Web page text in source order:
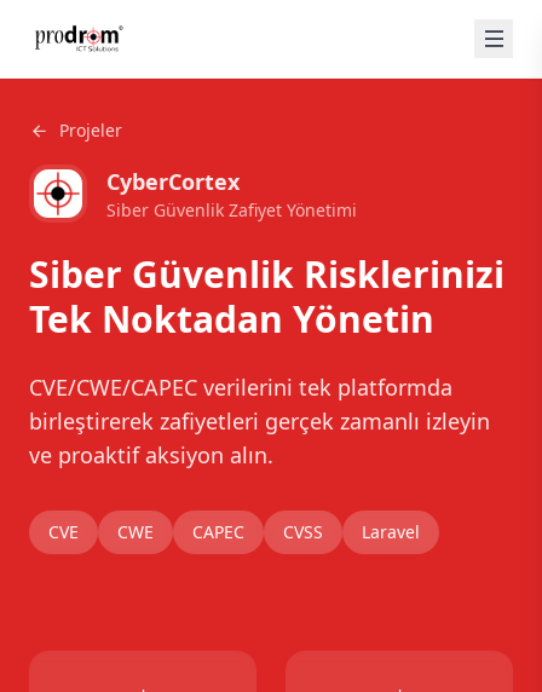
Projeler
CyberCortex
Siber Güvenlik Zafiyet Yönetimi
Siber Güvenlik Risklerinizi
Tek Noktadan Yönetin
CVE/CWE/CAPEC verilerini tek platformda
birleştirerek zafiyetleri gerçek zamanlı izleyin
ve proaktif aksiyon alın.
CVE CWE CAPEC CVSS Laravel